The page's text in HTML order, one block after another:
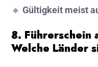
🔹 Gültigkeit meist
8. Führerschein
Welche Länder